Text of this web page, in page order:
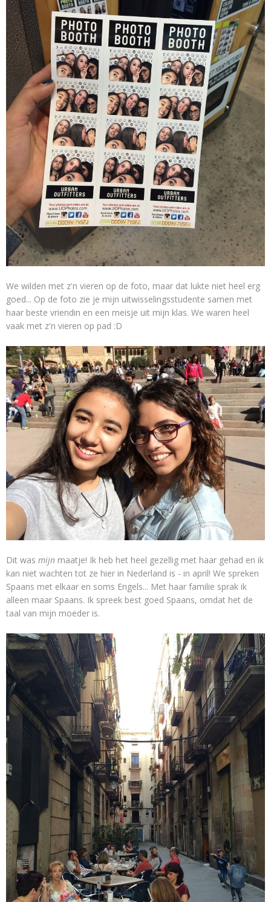
We wilden met z'n vieren op de foto, maar dat lukte niet heel erg
goed... Op de foto zie je mijn uitwisselingsstudente samen met
haar beste vriendin en een meisje uit mijn klas. We waren heel
vaak met z'n vieren op pad :D
Dit was mijn maatje! Ik heb het heel gezellig met haar gehad en ik
kan niet wachten tot ze hier in Nederland is - in april! We spreken
Spaans met elkaar en soms Engels... Met haar familie sprak ik
alleen maar Spaans. Ik spreek best goed Spaans, omdat het de
taal van mijn moeder is.